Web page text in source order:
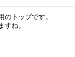
のトップです。
すね。